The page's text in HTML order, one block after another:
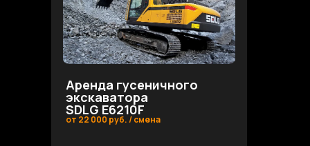
Аренда гусеничного
экскаватора
SDLG E6210F
от 22 000 руб. / смена